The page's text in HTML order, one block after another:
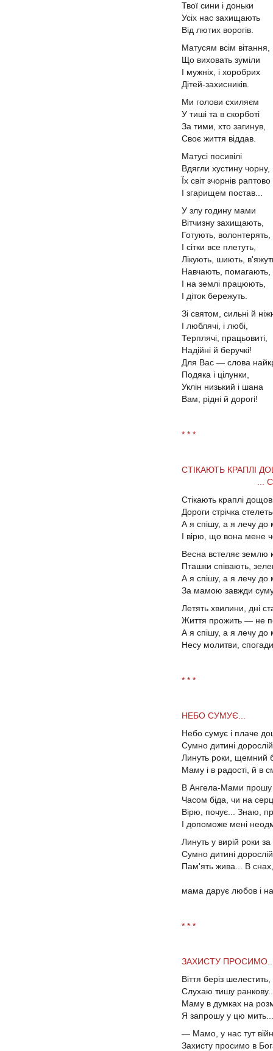
Твої сини і доньки
Усіх нас захищають
Від лютих ворогів.
Матусям всім вітання,
Що виховать зуміли
І мужніх, і хоробрих
Дітей-захисників.
Ми голови схиляєм
У тиші та в скорботі
За тими, хто загинув,
Своє життя віддав.
Матусі посивілі
Вдягли хустину чорну,
Їх світ зчорнів раптово
І згарищем постав...
У злу годину мами
Вітчизну захищають,
Готують, волонтерять,
І сітки все плетуть,
Лікують, шиють,
Навчають, помагають,
І на землі працюють,
І діток бережуть.
Зі святом, сильні й
І люблячі, і любі,
Терплячі, працьовиті,
Надійні й беручкі!
Для Вас — слова
Подяка і цілунки,
Уклін низький і шана
Вам, рідні й дорогі!
* * *
СТІКАЮТЬ КРАПЛІ
...
Стікають краплі
Дороги стрічка
А я спішу, а я лечу до
І вірю, що вона мене
Весна встеляє
Пташки співають,
А я спішу, а я лечу до
За мамою завжди
Летять хвилини, дні
Життя прожить — не
А я спішу, а я лечу до
Несу молитви, спогади
* * *
НЕБО СУМУЄ...
Небо сумує і плаче
Сумно дитині
Линуть роки, щемний
Маму і в радості, й в
В Ангела-Мами прошу
Часом біда, чи на
Вірю, почує... Знаю,
І допоможе мені
Линуть у вирій роки
Сумно дитині
Пам'ять жива... В
мама дарує любов і
* * *
ЗАХИСТУ
Віття беріз шелестить,
Слухаю тишу
Маму в думках на
Я запрошу у цю мить...
— Мамо, у нас тут
Захисту просимо в